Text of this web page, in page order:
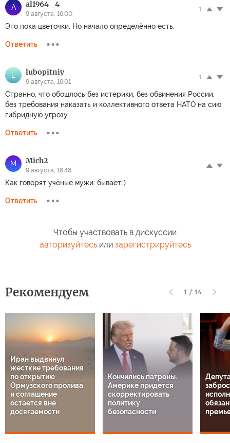
A al1964_4
9 августа, 16:00
1
Это пока цветочки. Но начало определённо есть.
Ответить
L lubopitniy
9 августа, 16:01
1
Странно, что обошлось без истерики, без обвинения России,
без требования наказать и коллективного ответа НАТО на сию
гибридную угрозу...
Ответить
M Mich2
9 августа, 16:48
Как говорят учёные мужи: бывает.:)
Ответить
Чтобы участвовать в дискуссии
авторизуйтесьили зарегистрируйтесь
Рекомендуем 1 / 14
Иран выдвинул
жесткие требования
по открытию
Ормузского пролива,
и соглашение
остается вне
досягаемости
Кончились патроны.
Америке придется
скорректировать
политику
безопасности